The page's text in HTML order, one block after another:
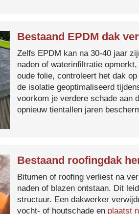
Bestaand EPDM dak
Zelfs EPDM kan na 30-40 jaar
naden of waterinfiltratie
oude folie, controleert het dak
de isolatie geoptimaliseerd
voorkom je verdere schade aan
opnieuw tientallen jaren
Bestaand roofingdak
Bitumen of roofing verliest na
naden of blazen ontstaan. Dit
structuur. Een dakwerker
vocht- of houtschade en plaatst